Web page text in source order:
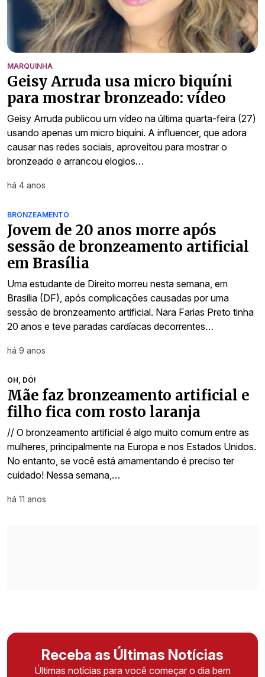
MARQUINHA
Geisy Arruda usa micro biquíni
para mostrar bronzeado: vídeo
Geisy Arruda publicou um vídeo na última quarta-feira (27)
usando apenas um micro biquíni. A influencer, que adora
causar nas redes sociais, aproveitou para mostrar o
bronzeado e arrancou elogios…
há 4 anos
BRONZEAMENTO
Jovem de 20 anos morre após
sessão de bronzeamento artificial
em Brasília
Uma estudante de Direito morreu nesta semana, em
Brasília (DF), após complicações causadas por uma
sessão de bronzeamento artificial. Nara Farias Preto tinha
20 anos e teve paradas cardíacas decorrentes…
há 9 anos
OH, DÓ!
Mãe faz bronzeamento artificial e
filho fica com rosto laranja
// O bronzeamento artificial é algo muito comum entre as
mulheres, principalmente na Europa e nos Estados Unidos.
No entanto, se você está amamentando é preciso ter
cuidado! Nessa semana,…
há 11 anos
Receba as Últimas Notícias
Últimas notícias para você começar o dia bem